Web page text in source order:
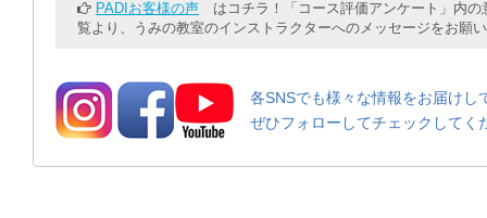
PADIお客様の声 はコチラ！「コース評価アンケート」内の
覧より、うみの教室のインストラクターへのメッセージをお願
各SNSでも様々な情報をお届けし
ぜひフォローしてチェックしてく